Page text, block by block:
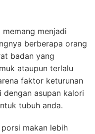
menjadi
berberapa orang
badan yang
ataupun terlalu
faktor keturunan
dengan asupan kalori
tubuh anda.
makan lebih